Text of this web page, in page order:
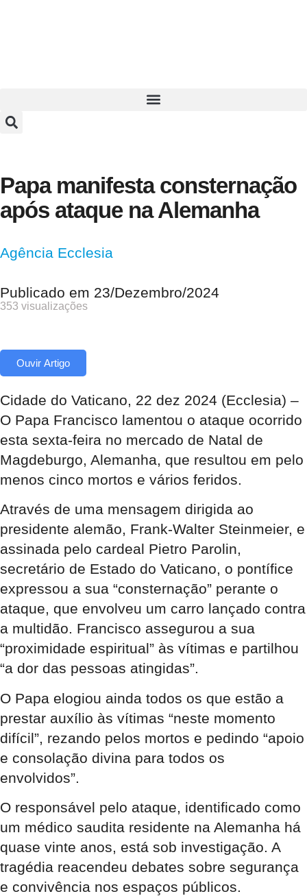
Papa manifesta consternação
após ataque na Alemanha
Agência Ecclesia
Publicado em 23/Dezembro/2024
353 visualizações
Ouvir Artigo
Cidade do Vaticano, 22 dez 2024 (Ecclesia) –
O Papa Francisco lamentou o ataque ocorrido
esta sexta-feira no mercado de Natal de
Magdeburgo, Alemanha, que resultou em pelo
menos cinco mortos e vários feridos.
Através de uma mensagem dirigida ao
presidente alemão, Frank-Walter Steinmeier, e
assinada pelo cardeal Pietro Parolin,
secretário de Estado do Vaticano, o pontífice
expressou a sua “consternação” perante o
ataque, que envolveu um carro lançado contra
a multidão. Francisco assegurou a sua
“proximidade espiritual” às vítimas e partilhou
“a dor das pessoas atingidas”.
O Papa elogiou ainda todos os que estão a
prestar auxílio às vítimas “neste momento
difícil”, rezando pelos mortos e pedindo “apoio
e consolação divina para todos os
envolvidos”.
O responsável pelo ataque, identificado como
um médico saudita residente na Alemanha há
quase vinte anos, está sob investigação. A
tragédia reacendeu debates sobre segurança
e convivência nos espaços públicos.